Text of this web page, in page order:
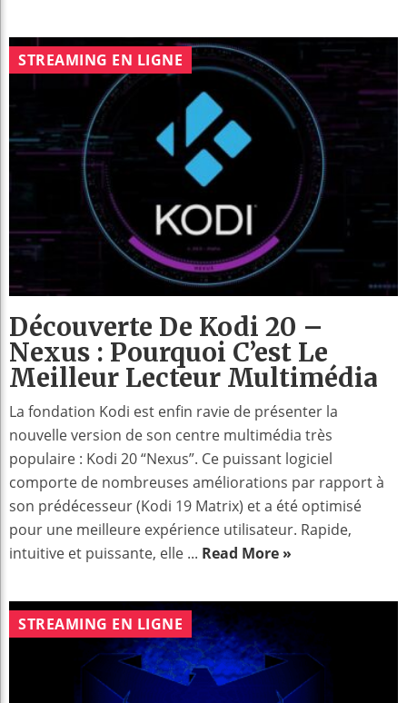
STREAMING EN LIGNE
Découverte De Kodi 20 –
Nexus : Pourquoi C’est Le
Meilleur Lecteur Multimédia
La fondation Kodi est enfin ravie de présenter la
nouvelle version de son centre multimédia très
populaire : Kodi 20 “Nexus”. Ce puissant logiciel
comporte de nombreuses améliorations par rapport à
son prédécesseur (Kodi 19 Matrix) et a été optimisé
pour une meilleure expérience utilisateur. Rapide,
intuitive et puissante, elle ... Read More »
STREAMING EN LIGNE